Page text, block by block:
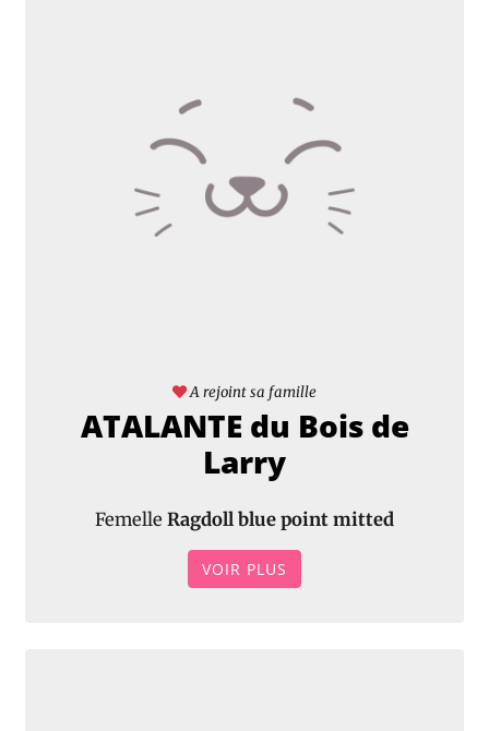
A rejoint sa famille
ATALANTE du Bois de
Larry
Femelle Ragdoll blue point mitted
VOIR PLUS